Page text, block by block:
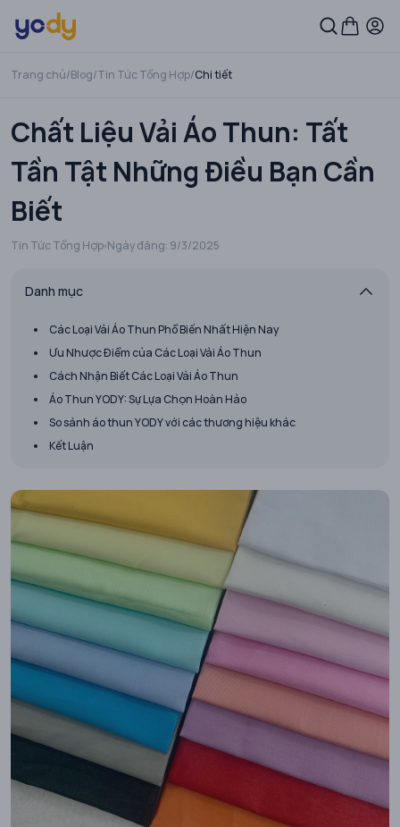
Trang chủ/Blog/Tin Tức Tổng Hợp/Chi tiết
Chất Liệu Vải Áo Thun: Tất
Tần Tật Những Điều Bạn Cần
Biết
Tin Tức Tổng Hợp Ngày đăng: 9/3/2025
Danh mục
Các Loại Vải Áo Thun Phổ Biến Nhất Hiện Nay
Ưu Nhược Điểm của Các Loại Vải Áo Thun
Cách Nhận Biết Các Loại Vải Áo Thun
Áo Thun YODY: Sự Lựa Chọn Hoàn Hảo
So sánh áo thun YODY với các thương hiệu khác
Kết Luận